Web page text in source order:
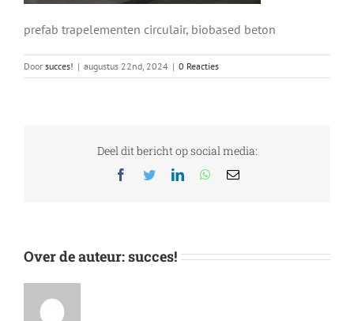
prefab trapelementen circulair, biobased beton
Door succes! | augustus 22nd, 2024 | 0 Reacties
Deel dit bericht op social media:
Facebook
TwitterLinkedInWhatsApp
E-
Over de auteur:succes!